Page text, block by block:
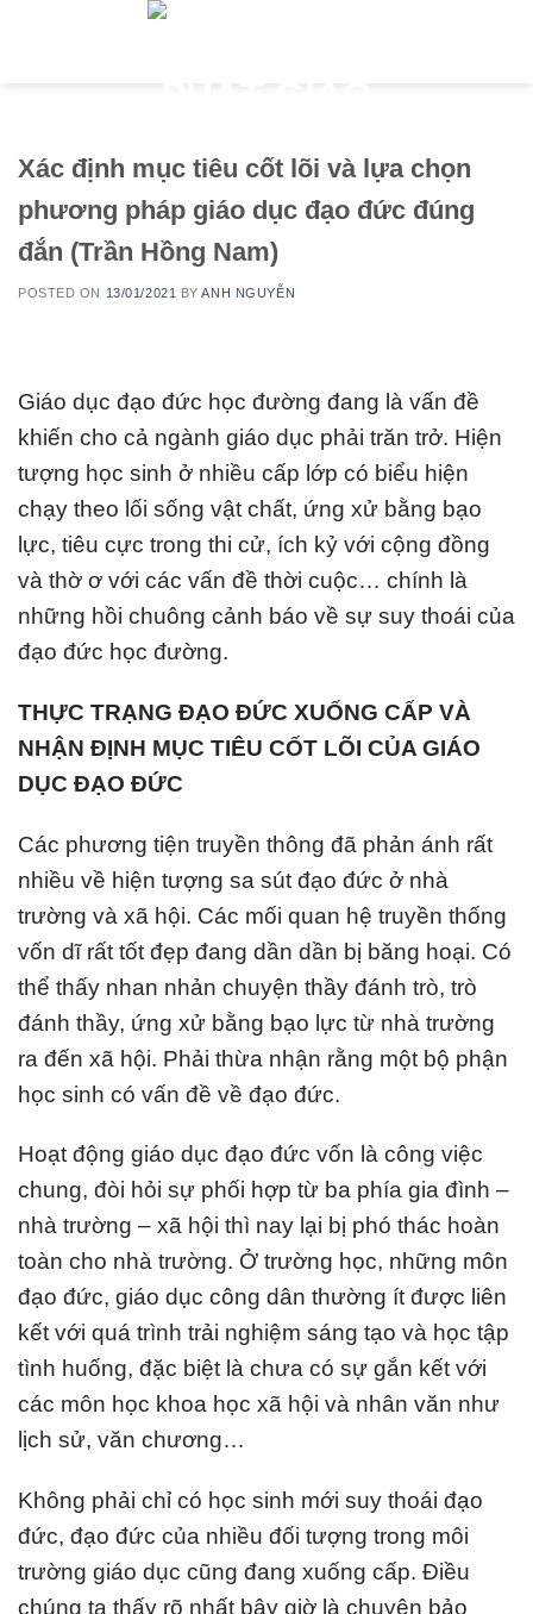
Xác định mục tiêu cốt lõi và lựa chọn
phương pháp giáo dục đạo đức đúng
đắn (Trần Hồng Nam)
POSTED ON 13/01/2021 BYANH NGUYỄN
Giáo dục đạo đức học đường đang là vấn đề
khiến cho cả ngành giáo dục phải trăn trở. Hiện
tượng học sinh ở nhiều cấp lớp có biểu hiện
chạy theo lối sống vật chất, ứng xử bằng bạo
lực, tiêu cực trong thi cử, ích kỷ với cộng đồng
và thờ ơ với các vấn đề thời cuộc… chính là
những hồi chuông cảnh báo về sự suy thoái của
đạo đức học đường.
THỰC TRẠNG ĐẠO ĐỨC XUỐNG CẤP VÀ
NHẬN ĐỊNH MỤC TIÊU CỐT LÕI CỦA GIÁO
DỤC ĐẠO ĐỨC
Các phương tiện truyền thông đã phản ánh rất
nhiều về hiện tượng sa sút đạo đức ở nhà
trường và xã hội. Các mối quan hệ truyền thống
vốn dĩ rất tốt đẹp đang dần dần bị băng hoại. Có
thể thấy nhan nhản chuyện thầy đánh trò, trò
đánh thầy, ứng xử bằng bạo lực từ nhà trường
ra đến xã hội. Phải thừa nhận rằng một bộ phận
học sinh có vấn đề về đạo đức.
Hoạt động giáo dục đạo đức vốn là công việc
chung, đòi hỏi sự phối hợp từ ba phía gia đình –
nhà trường – xã hội thì nay lại bị phó thác hoàn
toàn cho nhà trường. Ở trường học, những môn
đạo đức, giáo dục công dân thường ít được liên
kết với quá trình trải nghiệm sáng tạo và học tập
tình huống, đặc biệt là chưa có sự gắn kết với
các môn học khoa học xã hội và nhân văn như
lịch sử, văn chương…
Không phải chỉ có học sinh mới suy thoái đạo
đức, đạo đức của nhiều đối tượng trong môi
trường giáo dục cũng đang xuống cấp. Điều
chúng ta thấy rõ nhất bây giờ là chuyện bảo